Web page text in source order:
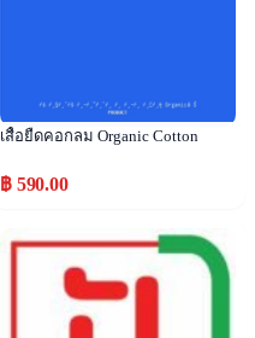
เสื้อยืดคอกลม Organic Cotton
฿ 590.00
Popular